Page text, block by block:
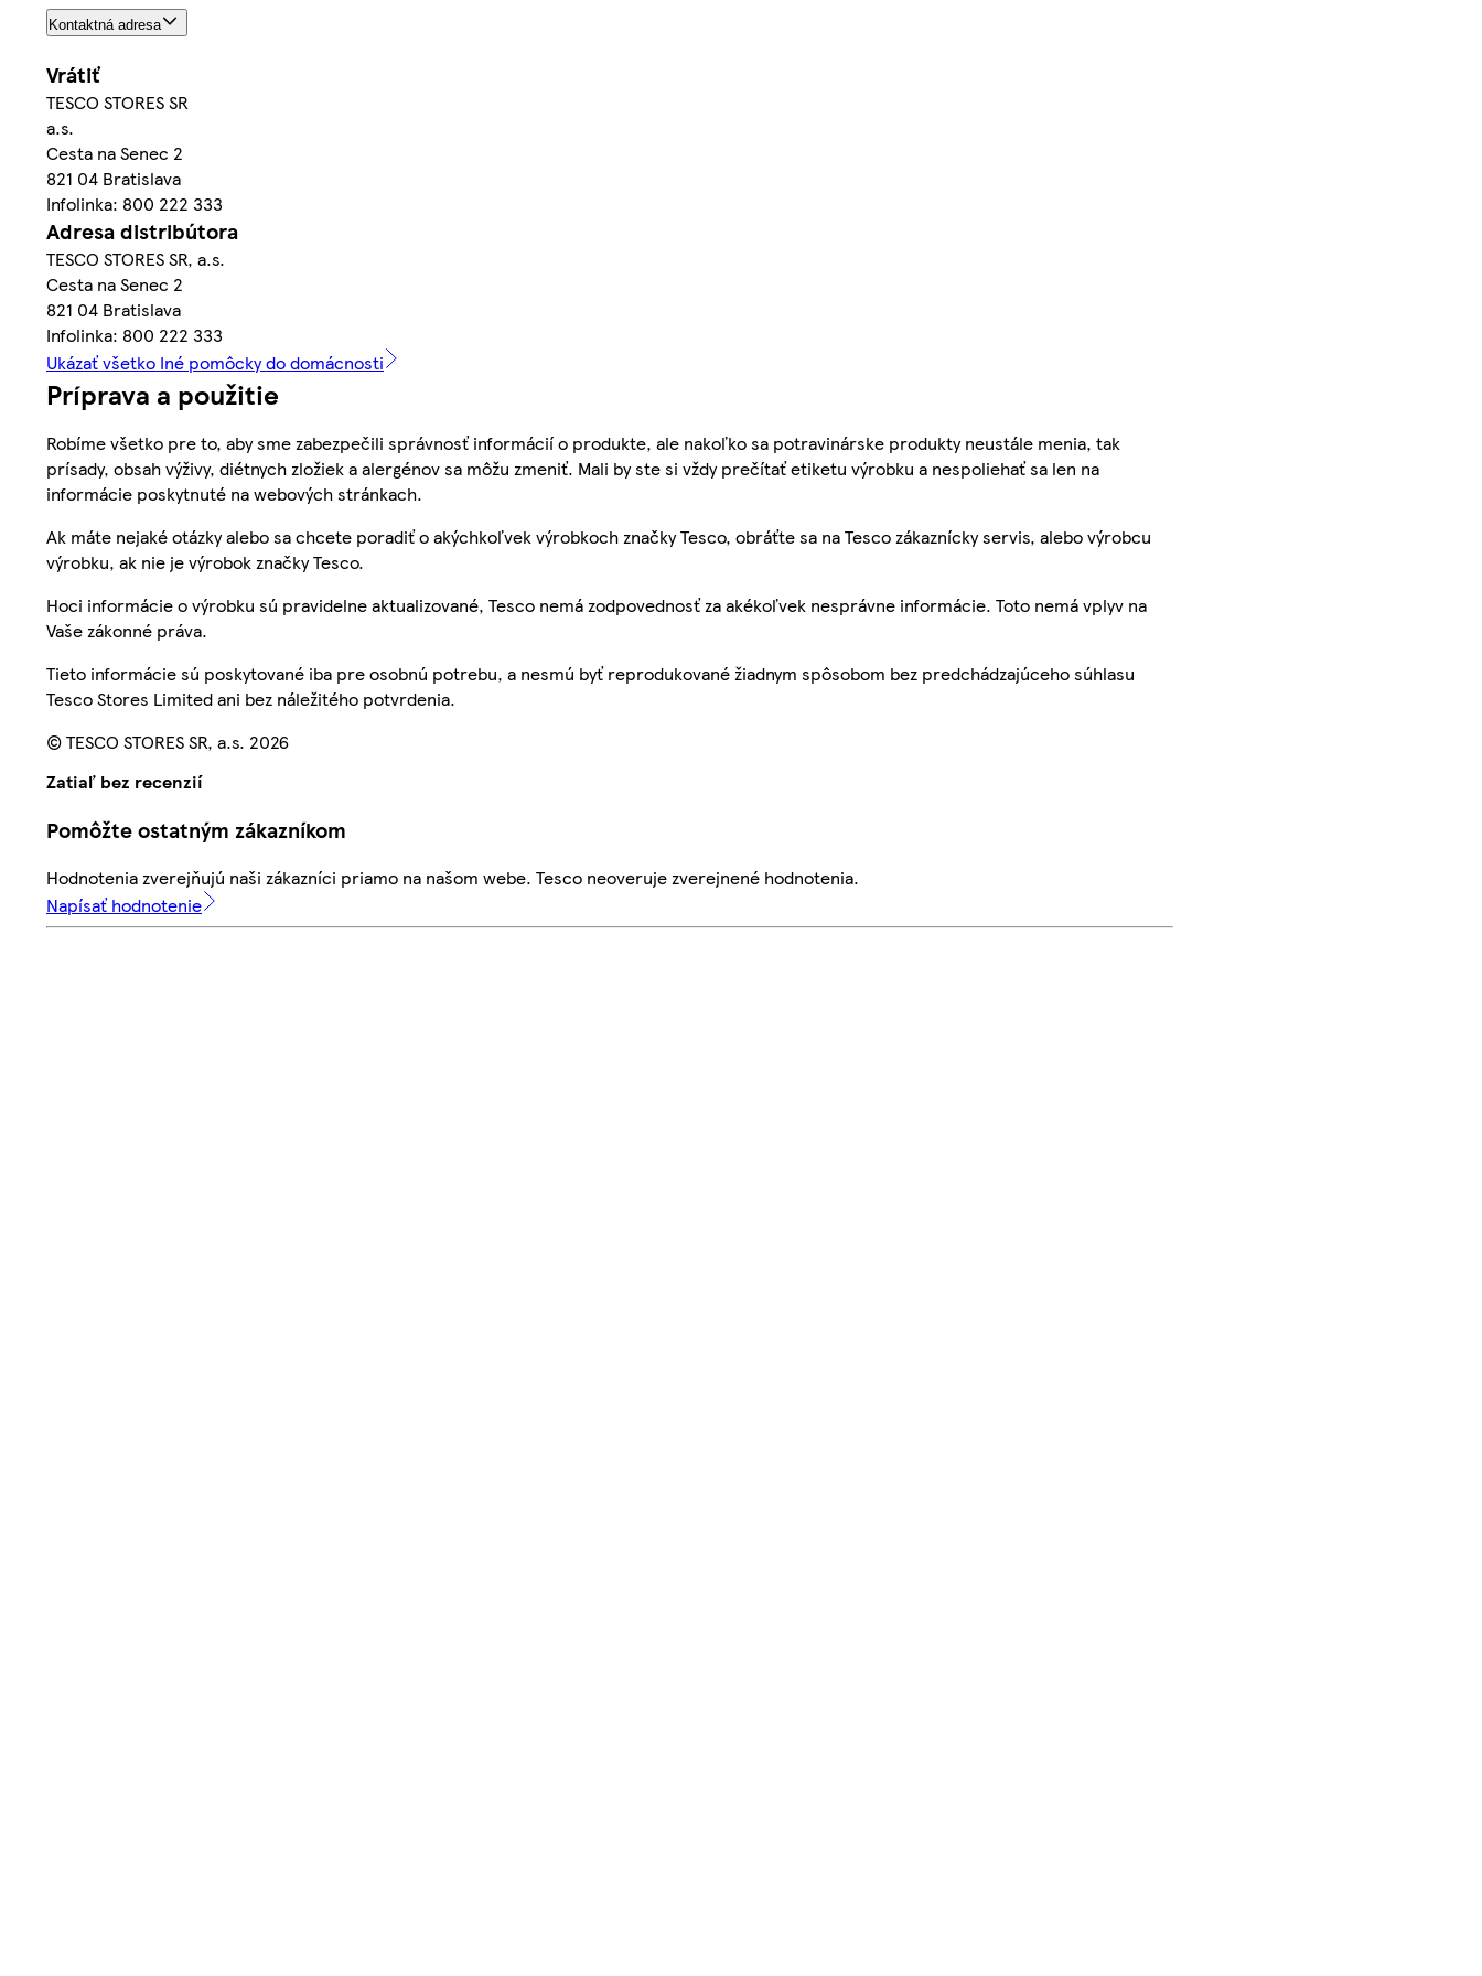
Kontaktná adresa
Vrátiť
TESCO STORES SR
a.s.
Cesta na Senec 2
821 04 Bratislava
Infolinka: 800 222 333
Adresa distribútora
TESCO STORES SR, a.s.
Cesta na Senec 2
821 04 Bratislava
Infolinka: 800 222 333
Ukázať všetko Iné pomôcky do domácnosti
Príprava a použitie
Robíme všetko pre to, aby sme zabezpečili správnosť informácií o produkte, ale nakoľko sa potravinárske produkty neustále menia, tak
prísady, obsah výživy, diétnych zložiek a alergénov sa môžu zmeniť. Mali by ste si vždy prečítať etiketu výrobku a nespoliehať sa len na
informácie poskytnuté na webových stránkach.
Ak máte nejaké otázky alebo sa chcete poradiť o akýchkoľvek výrobkoch značky Tesco, obráťte sa na Tesco zákaznícky servis, alebo výrobcu
výrobku, ak nie je výrobok značky Tesco.
Hoci informácie o výrobku sú pravidelne aktualizované, Tesco nemá zodpovednosť za akékoľvek nesprávne informácie. Toto nemá vplyv na
Vaše zákonné práva.
Tieto informácie sú poskytované iba pre osobnú potrebu, a nesmú byť reprodukované žiadnym spôsobom bez predchádzajúceho súhlasu
Tesco Stores Limited ani bez náležitého potvrdenia.
© TESCO STORES SR, a.s. 2026
Zatiaľ bez recenzií
Pomôžte ostatným zákazníkom
Hodnotenia zverejňujú naši zákazníci priamo na našom webe. Tesco neoveruje zverejnené hodnotenia.
Napísať hodnotenie